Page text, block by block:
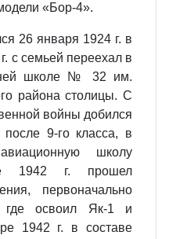
«Бор-4».
26 января 1924 г. в
с семьей переехал в
школе № 32 им.
района столицы. С
войны добился
после 9-го класса, в
школу
1942 г. прошел
первоначально
где освоил Як-1 и
1942 г. в составе